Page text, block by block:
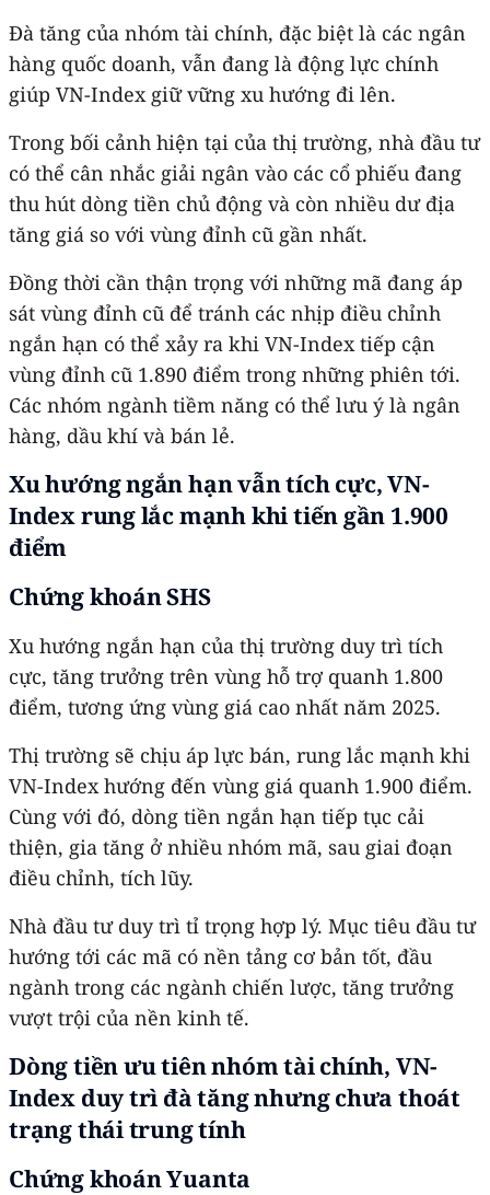
Đà tăng của nhóm tài chính, đặc biệt là các ngân
hàng quốc doanh, vẫn đang là động lực chính
giúp VN-Index giữ vững xu hướng đi lên.
Trong bối cảnh hiện tại của thị trường, nhà đầu tư
có thể cân nhắc giải ngân vào các cổ phiếu đang
thu hút dòng tiền chủ động và còn nhiều dư địa
tăng giá so với vùng đỉnh cũ gần nhất.
Đồng thời cần thận trọng với những mã đang áp
sát vùng đỉnh cũ để tránh các nhịp điều chỉnh
ngắn hạn có thể xảy ra khi VN-Index tiếp cận
vùng đỉnh cũ 1.890 điểm trong những phiên tới.
Các nhóm ngành tiềm năng có thể lưu ý là ngân
hàng, dầu khí và bán lẻ.
Xu hướng ngắn hạn vẫn tích cực, VN-
Index rung lắc mạnh khi tiến gần 1.900
điểm
Chứng khoán SHS
Xu hướng ngắn hạn của thị trường duy trì tích
cực, tăng trưởng trên vùng hỗ trợ quanh 1.800
điểm, tương ứng vùng giá cao nhất năm 2025.
Thị trường sẽ chịu áp lực bán, rung lắc mạnh khi
VN-Index hướng đến vùng giá quanh 1.900 điểm.
Cùng với đó, dòng tiền ngắn hạn tiếp tục cải
thiện, gia tăng ở nhiều nhóm mã, sau giai đoạn
điều chỉnh, tích lũy.
Nhà đầu tư duy trì tỉ trọng hợp lý. Mục tiêu đầu tư
hướng tới các mã có nền tảng cơ bản tốt, đầu
ngành trong các ngành chiến lược, tăng trưởng
vượt trội của nền kinh tế.
Dòng tiền ưu tiên nhóm tài chính, VN-
Index duy trì đà tăng nhưng chưa thoát
trạng thái trung tính
Chứng khoán Yuanta